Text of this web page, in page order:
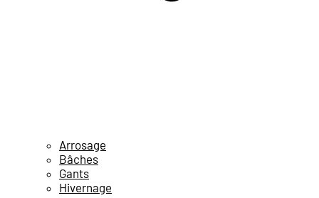
Arrosage
Bâches
Gants
Hivernage